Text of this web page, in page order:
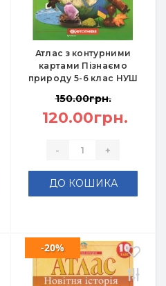
Атлас з контурними
картами Пізнаємо
природу 5-6 клас НУШ
150.00грн.
120.00грн.
- +
ДО КОШИКА
-20%